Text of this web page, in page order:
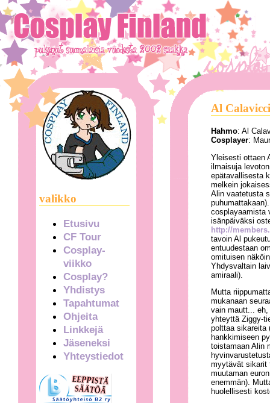
valikko
Etusivu
CF Tour
Cosplay-
viikko
Cosplay?
Yhdistys
Tapahtumat
Ohjeita
Linkkejä
Jäseneksi
Yhteystiedot
Al Calavicci
Hahmo: Al
Cosplayer:
Yleisesti ottaen
ilmaisuja
epätavallisesta
melkein
Alin vaatetusta
cosplayaamista
isänpäiväksi
http://
tavoin Al
entuudestaan
omituisen
Yhdysvaltain
amiraali).
Mutta
mukanaan
vain mautt...
yhteyttä Ziggy-
polttaa sikareita
hankkimiseen
toistamaan Alin
myytävät sikarit
muutaman
enemmän).
huolellisesti